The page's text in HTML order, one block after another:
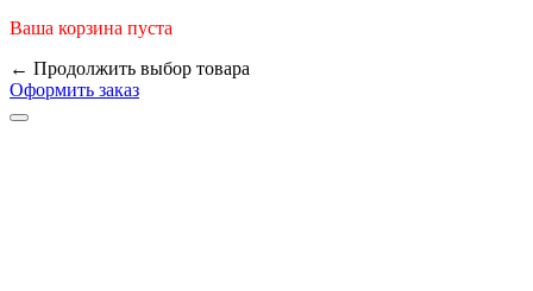
Ваша корзина пуста
← Продолжить выбор товара
Оформить заказ